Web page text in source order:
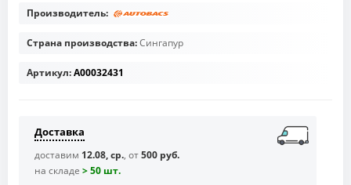
Производитель:
Страна производства:Сингапур
Артикул:A00032431
Доставка
доставим 12.08, ср., от500 руб.
на складе > 50 шт.